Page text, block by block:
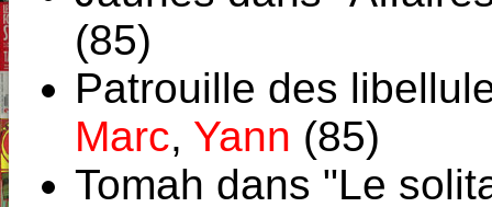
(85)
Patrouille des
Marc, Yann (85)
Tomah dans "Le